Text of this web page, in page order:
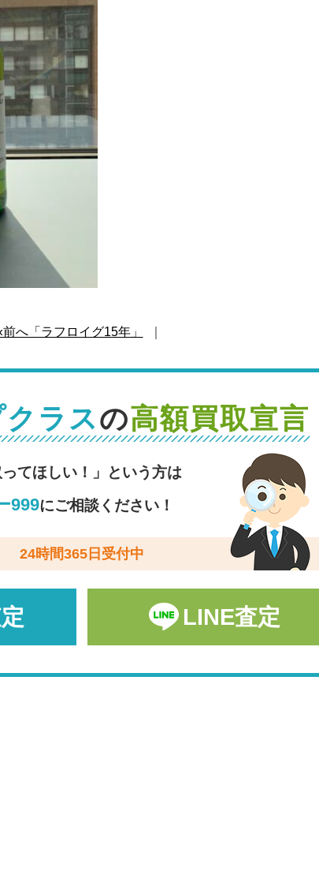
前へ「ラフロイグ15年」
ラスの高額買取宣言
てほしい！」という方は
999にご相談ください！
24時間365日受付中
LINE査定